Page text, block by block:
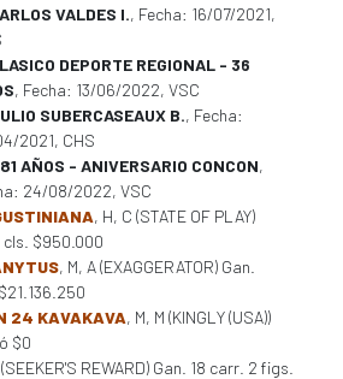
VALDES I., Fecha: 16/07/2021,
DEPORTE REGIONAL - 36
, Fecha: 13/06/2022, VSC
SUBERCASEAUX B., Fecha:
2021, CHS
AÑOS - ANIVERSARIO CONCON,
24/08/2022, VSC
, H, C (STATE OF PLAY)
cls. $950.000
, M, A (EXAGGERATOR) Gan.
24 KAVAKAVA, M, M (KINGLY (USA))
$0
REWARD) Gan. 18 carr. 2 figs.